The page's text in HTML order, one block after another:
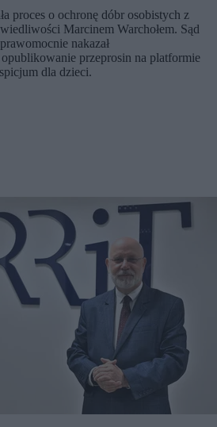
proces o ochronę dóbr osobistych z
Marcinem Warchołem. Sąd
nakazał
przeprosin na platformie
dla dzieci.